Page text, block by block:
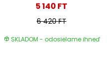
5 140 FT
6 420 FT
SKLADOM - odosielame ihneď